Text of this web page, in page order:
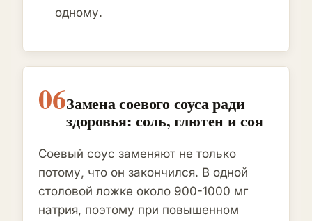
одному.
06Замена соевого соуса ради
здоровья: соль, глютен и соя
Соевый соус заменяют не только
потому, что он закончился. В одной
столовой ложке около 900-1000 мг
натрия, поэтому при повышенном